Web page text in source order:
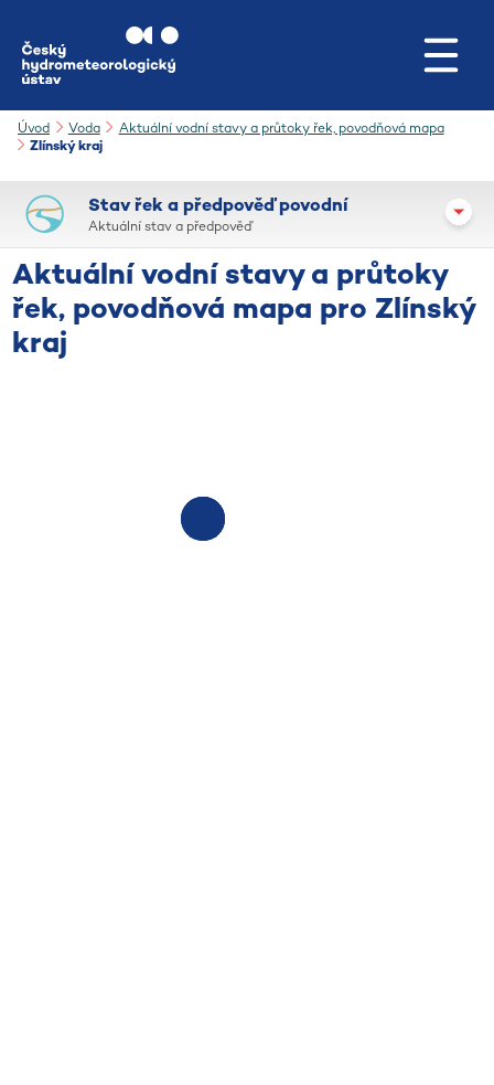
Úvod Voda
Aktuální vodní stavy a průtoky řek, povodňová mapa
Zlínský kraj
Stav řek a předpověď povodní
Aktuální stav a předpověď
Aktuální vodní stavy a průtoky
řek, povodňová mapa pro Zlínský
kraj